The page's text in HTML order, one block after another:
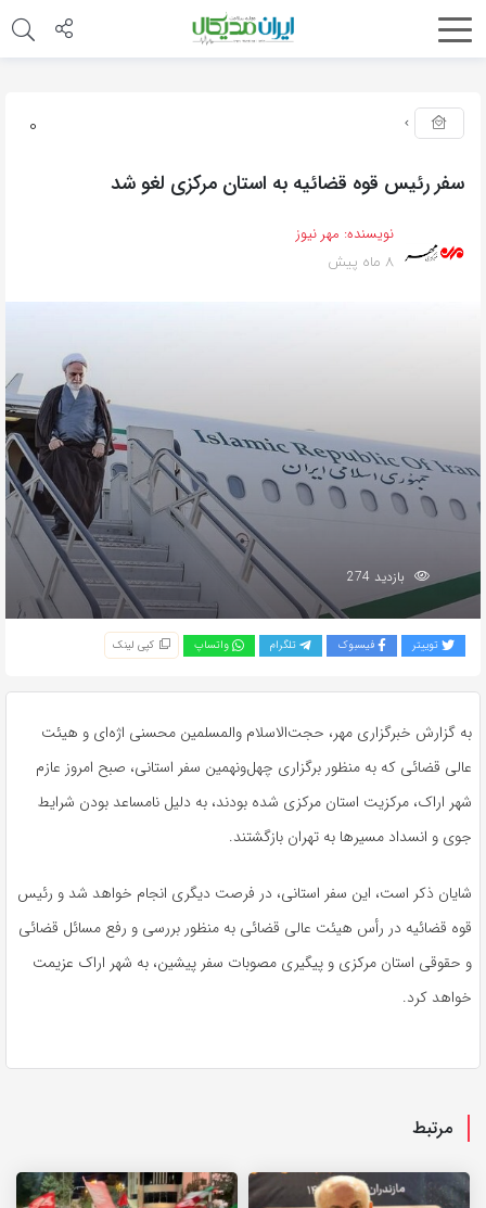
0
سفر رئیس قوه قضائیه به استان مرکزی لغو شد
نویسنده: مهر نیوز
8 ماه پیش
بازدید 274
توییتر فیسبوک تلگرام واتساپ کپی لینک
به گزارش خبرگزاری مهر، حجت‌الاسلام والمسلمین محسنی اژه‌ای و هیئت
عالی قضائی که به منظور برگزاری چهل‌ونهمین سفر استانی، صبح امروز عازم
شهر اراک، مرکزیت استان مرکزی شده بودند، به دلیل نامساعد بودن شرایط
جوی و انسداد مسیرها به تهران بازگشتند.
شایان ذکر است، این سفر استانی، در فرصت دیگری انجام خواهد شد و رئیس
قوه قضائیه در رأس هیئت عالی قضائی به منظور بررسی و رفع مسائل قضائی
و حقوقی استان مرکزی و پیگیری مصوبات سفر پیشین، به شهر اراک عزیمت
خواهد کرد.
مرتبط